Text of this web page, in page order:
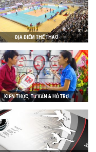
ĐỊA ĐIỂM THỂ THAO
KIẾN THỨC, TƯ VẤN & HỖ TRỢ